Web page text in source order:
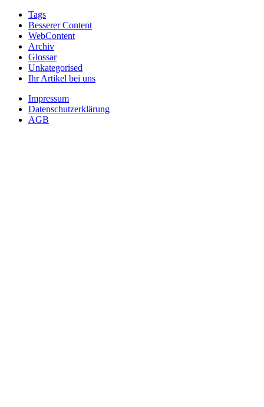
Tags
Besserer Content
WebContent
Archiv
Glossar
Unkategorised
Ihr Artikel bei uns
Impressum
Datenschutzerklärung
AGB